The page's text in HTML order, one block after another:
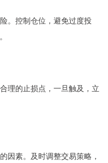
。控制仓位，避免过度投
理的止损点，一旦触及，立
因素。及时调整交易策略，